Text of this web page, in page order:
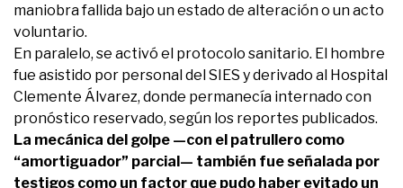
maniobra fallida bajo un estado de alteración o un acto
voluntario.
En paralelo, se activó el protocolo sanitario. El hombre
fue asistido por personal del SIES y derivado al Hospital
Clemente Álvarez, donde permanecía internado con
pronóstico reservado, según los reportes publicados.
La mecánica del golpe —con el patrullero como
“amortiguador” parcial— también fue señalada por
testigos como un factor que pudo haber evitado un